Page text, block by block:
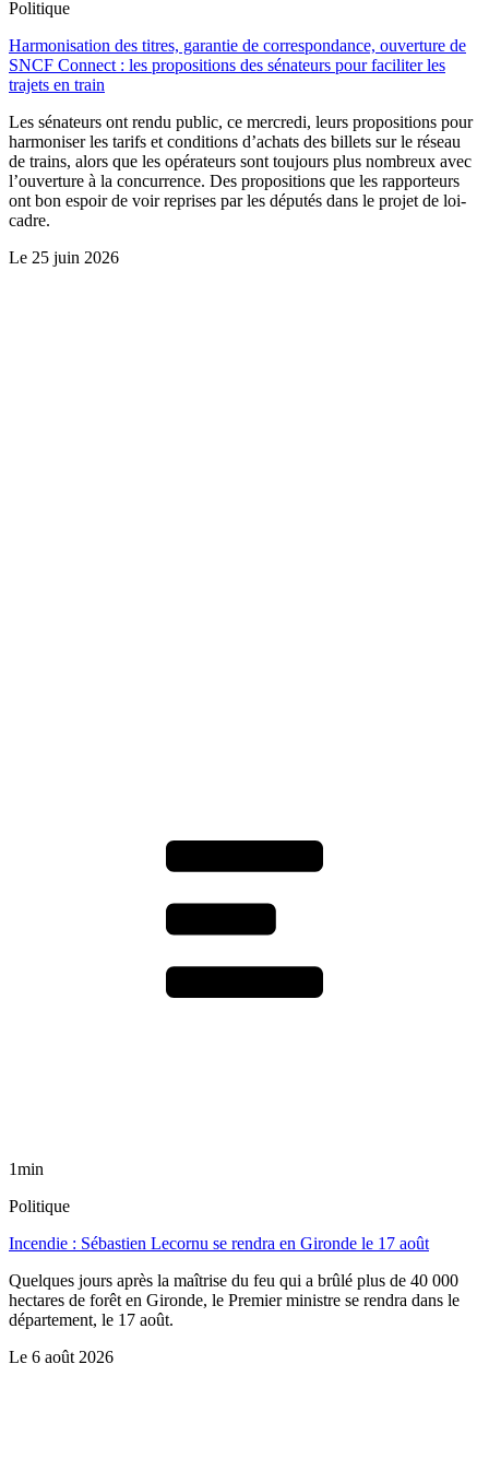
Politique
Harmonisation des titres, garantie de correspondance, ouverture de
SNCF Connect : les propositions des sénateurs pour faciliter les
trajets en train
Les sénateurs ont rendu public, ce mercredi, leurs propositions pour
harmoniser les tarifs et conditions d’achats des billets sur le réseau
de trains, alors que les opérateurs sont toujours plus nombreux avec
l’ouverture à la concurrence. Des propositions que les rapporteurs
ont bon espoir de voir reprises par les députés dans le projet de loi-
cadre.
Le 25 juin 2026
1min
Politique
Incendie : Sébastien Lecornu se rendra en Gironde le 17 août
Quelques jours après la maîtrise du feu qui a brûlé plus de 40 000
hectares de forêt en Gironde, le Premier ministre se rendra dans le
département, le 17 août.
Le 6 août 2026